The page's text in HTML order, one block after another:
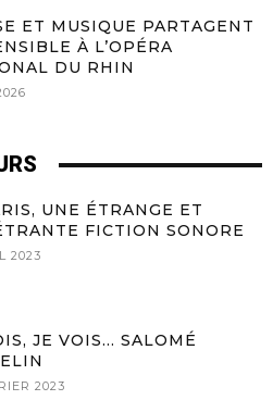
ET MUSIQUE PARTAGENT
À L’OPÉRA
DU RHIN
UNE ÉTRANGE ET
FICTION SONORE
2023
JE VOIS… SALOMÉ
2023